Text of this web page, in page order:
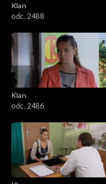
2301–2400
2201–2300
2101–2200
2001–2100
1901–2000
1801–1900
1701–1800
Klan
odc. 2488
Klan
odc. 2486